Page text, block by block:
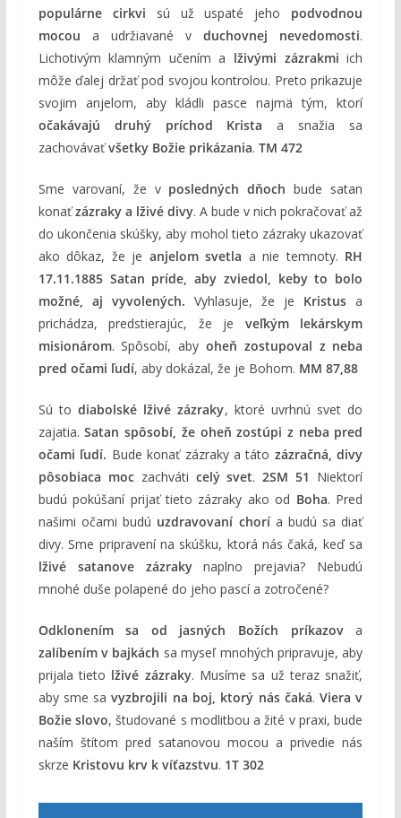
populárne cirkvi sú už uspaté jeho podvodnou
mocou a udržiavané vduchovnej nevedomosti.
Lichotivým klamným učením a lživými zázrakmi ich
môže ďalej držať pod svojou kontrolou. Preto prikazuje
svojim anjelom, aby kládli pasce najmä tým, ktorí
očakávajú druhý príchod Krista a snažia sa
zachovávaťvšetky Božie prikázania. TM 472
Sme varovaní, že v posledných dňoch bude satan
konaťzázraky a lživé divy. A bude v nich pokračovať až
do ukončenia skúšky, aby mohol tieto zázraky ukazovať
ako dôkaz, že je anjelom svetla a nie temnoty. RH
17.11.1885 Satan príde, aby zviedol, keby to bolo
možné, aj vyvolených. Vyhlasuje, že je Kristus a
prichádza, predstierajúc, že je veľkým lekárskym
misionárom. Spôsobí, aby oheň zostupoval z neba
pred očami ľudí, aby dokázal, že je Bohom. MM 87,88
Sú todiabolské lživé zázraky, ktoré uvrhnú svet do
zajatia.Satan spôsobí, že oheň zostúpi z neba pred
očami ľudí. Bude konať zázraky a táto zázračná, divy
pôsobiaca moczachváti celý svet.2SM 51 Niektorí
budú pokúšaní prijať tieto zázraky ako od Boha. Pred
našimi očami budú uzdravovaní choría budú sa diať
divy. Sme pripravení na skúšku, ktorá nás čaká, keď sa
lživé satanove zázrakynaplno prejavia? Nebudú
mnohé duše polapené do jeho pascí a zotročené?
Odklonením sa od jasných Božích príkazova
zalíbením v bajkách sa myseľ mnohých pripravuje, aby
prijala tieto lživé zázraky. Musíme sa už teraz snažiť,
aby sme savyzbrojili na boj, ktorý nás čaká.Viera v
Božie slovo, študované s modlitbou a žité v praxi, bude
naším štítom pred satanovou mocou a privedie nás
skrze Kristovu krv k víťazstvu. 1T 302